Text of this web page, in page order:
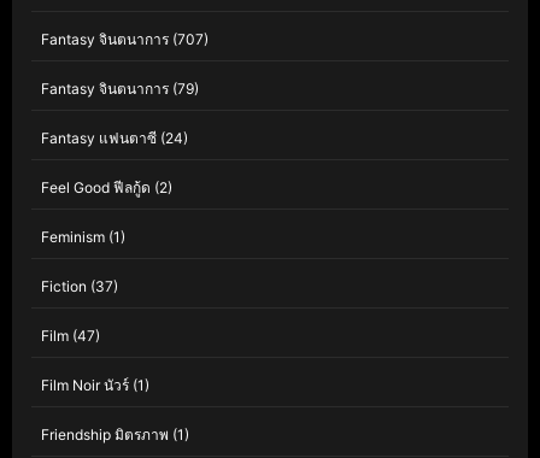
Fantasy จินตนาการ (707)
Fantasy จินตนาการ (79)
Fantasy แฟนตาซี (24)
Feel Good ฟีลกู้ด (2)
Feminism (1)
Fiction (37)
Film (47)
Film Noir นัวร์ (1)
Friendship มิตรภาพ (1)